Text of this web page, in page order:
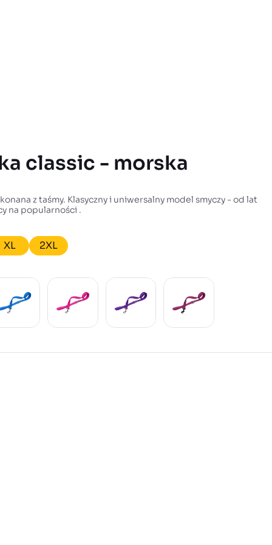
classic - morska
z taśmy. Klasyczny i uniwersalny model smyczy - od lat
na popularności .
XL 2XL